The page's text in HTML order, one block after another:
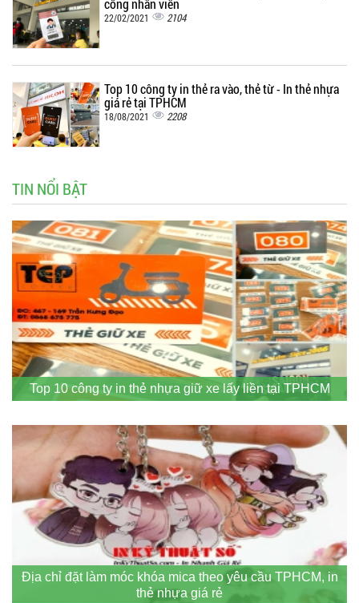
công nhân viên
22/02/2021 2104
Top 10 công ty in thẻ ra vào, thẻ từ - In thẻ nhựa
giá rẻ tại TPHCM
18/08/2021 2208
TIN NỔI BẬT
Top 10 công ty in thẻ nhựa giữ xe lấy liền tại TPHCM
Địa chỉ đặt làm móc khóa mica theo yêu cầu TPHCM, in
thẻ nhựa giá rẻ